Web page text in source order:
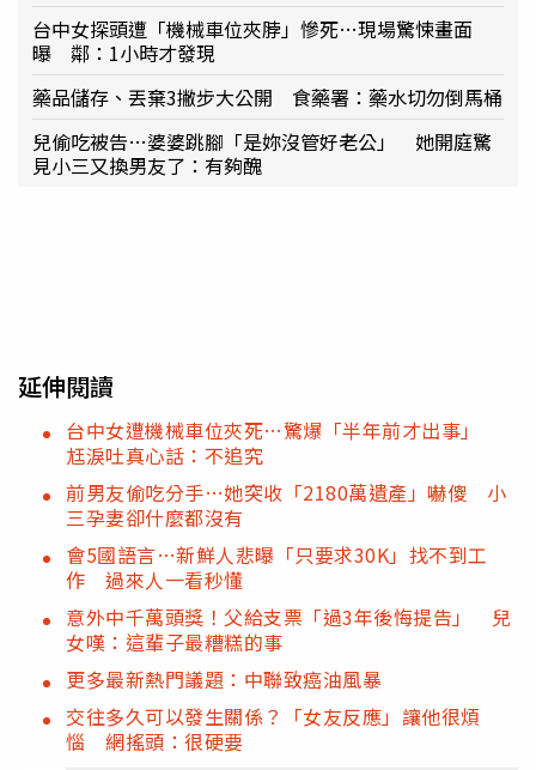
台中女探頭遭「機械車位夾脖」慘死…現場驚悚畫面
曝 鄰：1小時才發現
藥品儲存、丟棄3撇步大公開 食藥署：藥水切勿倒馬桶
兒偷吃被告…婆婆跳腳「是妳沒管好老公」 她開庭驚
見小三又換男友了：有夠醜
延伸閱讀
台中女遭機械車位夾死…驚爆「半年前才出事」
尪淚吐真心話：不追究
前男友偷吃分手…她突收「2180萬遺產」嚇傻 小
三孕妻卻什麼都沒有
會5國語言…新鮮人悲曝「只要求30K」找不到工
作 過來人一看秒懂
意外中千萬頭獎！父給支票「過3年後悔提告」 兒
女嘆：這輩子最糟糕的事
更多最新熱門議題：中聯致癌油風暴
交往多久可以發生關係？「女友反應」讓他很煩
惱 網搖頭：很硬要